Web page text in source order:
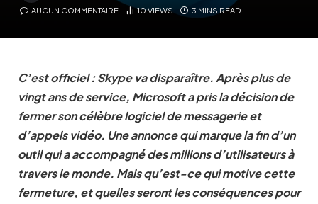
AUCUN COMMENTAIRE 10VIEWS 3 MINS READ
C’est officiel : Skype va disparaître. Après plus de
vingt ans de service, Microsoft a pris la décision de
fermer son célèbre logiciel de messagerie et
d’appels vidéo. Une annonce qui marque la fin d’un
outil qui a accompagné des millions d’utilisateurs à
travers le monde. Mais qu’est-ce qui motive cette
fermeture, et quelles seront les conséquences pour